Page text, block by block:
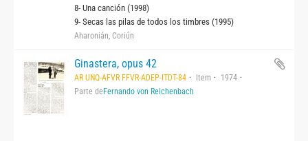
8- Una canción (1998)
9- Secas las pilas de todos los timbres (1995)
Aharonián, Coriún
Ginastera, opus 42
AR UNQ-AFVR FFVR-ADEP-ITDT-84 Item
1974
Parte de Fernando von Reichenbach